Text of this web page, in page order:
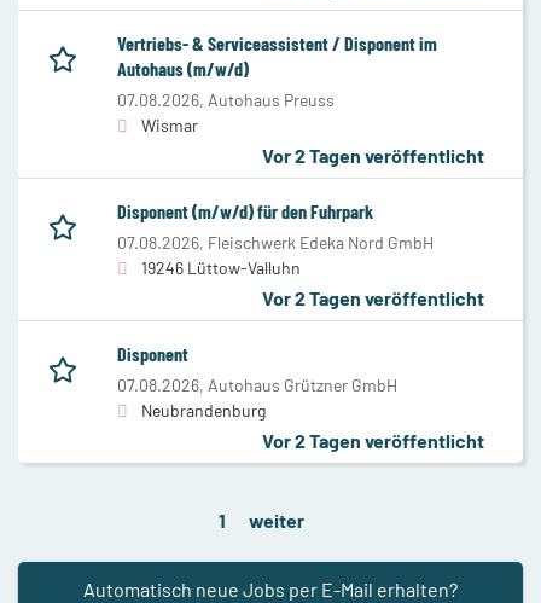
Vertriebs- & Serviceassistent / Disponent im
Autohaus (m/w/d)
07.08.2026, Autohaus Preuss
Wismar
Vor 2 Tagen veröffentlicht
Disponent (m/w/d) für den Fuhrpark
07.08.2026, Fleischwerk Edeka Nord GmbH
19246 Lüttow-Valluhn
Vor 2 Tagen veröffentlicht
Disponent
07.08.2026, Autohaus Grützner GmbH
Neubrandenburg
Vor 2 Tagen veröffentlicht
1 weiter
Automatisch neue Jobs per E-Mail erhalten?